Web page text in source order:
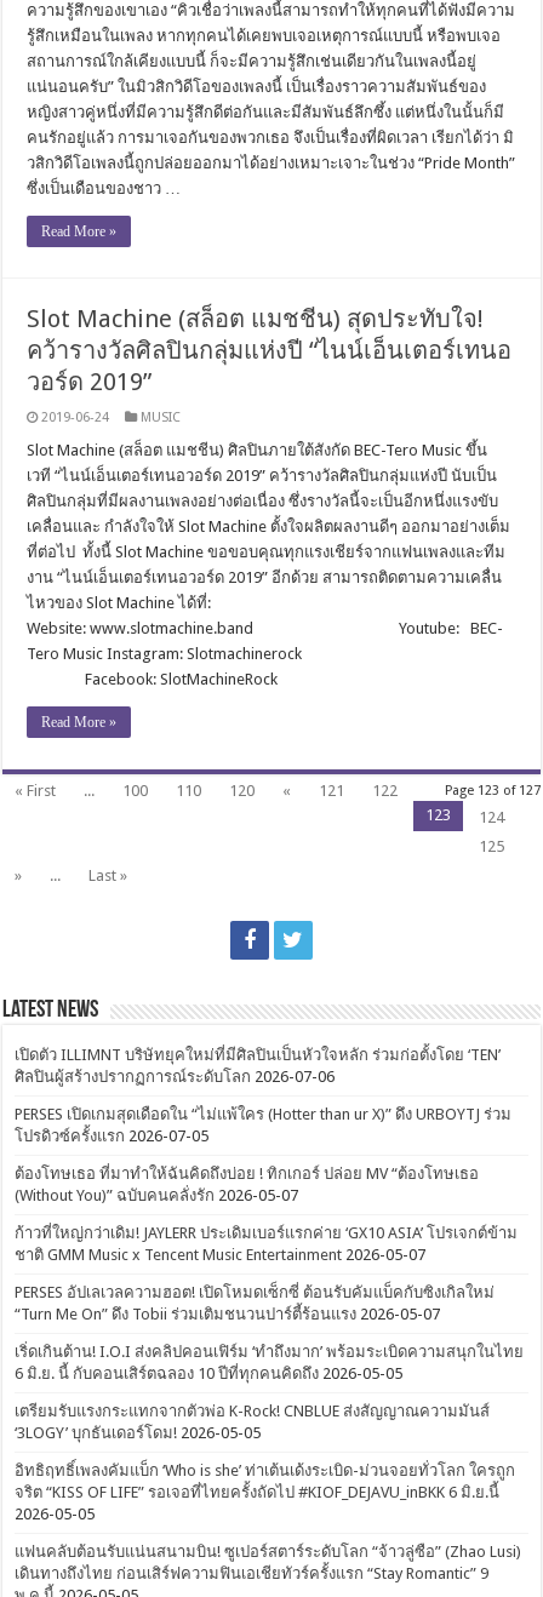
ความรู้สึกของเขาเอง “คิวเชื่อว่าเพลงนี้สามารถทำให้ทุกคนที่ได้ฟังมีความ
รู้สึกเหมือนในเพลง หากทุกคนได้เคยพบเจอเหตุการณ์แบบนี้ หรือพบเจอ
สถานการณ์ใกล้เคียงแบบนี้ ก็จะมีความรู้สึกเช่นเดียวกันในเพลงนี้อยู่
แน่นอนครับ” ในมิวสิกวิดีโอของเพลงนี้ เป็นเรื่องราวความสัมพันธ์ของ
หญิงสาวคู่หนึ่งที่มีความรู้สึกดีต่อกันและมีสัมพันธ์ลึกซึ้ง แต่หนึ่งในนั้นก็มี
คนรักอยู่แล้ว การมาเจอกันของพวกเธอ จึงเป็นเรื่องที่ผิดเวลา เรียกได้ว่า มิ
วสิกวิดีโอเพลงนี้ถูกปล่อยออกมาได้อย่างเหมาะเจาะในช่วง “Pride Month”
ซึ่งเป็นเดือนของชาว …
Read More »
Slot Machine (สล็อต แมชชีน) สุดประทับใจ!
คว้ารางวัลศิลปินกลุ่มแห่งปี “ไนน์เอ็นเตอร์เทนอ
วอร์ด 2019”
2019-06-24 MUSIC
Slot Machine (สล็อต แมชชีน) ศิลปินภายใต้สังกัด BEC-Tero Music ขึ้น
เวที “ไนน์เอ็นเตอร์เทนอวอร์ด 2019” คว้ารางวัลศิลปินกลุ่มแห่งปี นับเป็น
ศิลปินกลุ่มที่มีผลงานเพลงอย่างต่อเนื่อง ซึ่งรางวัลนี้จะเป็นอีกหนึ่งแรงขับ
เคลื่อนและ กำลังใจให้ Slot Machine ตั้งใจผลิตผลงานดีๆ ออกมาอย่างเต็ม
ที่ต่อไป ทั้งนี้ Slot Machine ขอขอบคุณทุกแรงเชียร์จากแฟนเพลงและทีม
งาน “ไนน์เอ็นเตอร์เทนอวอร์ด 2019” อีกด้วย สามารถติดตามความเคลื่น
ไหวของ Slot Machine ได้ที่:
Website: www.slotmachine.band Youtube: BEC-
Tero Music Instagram: Slotmachinerock
Facebook: SlotMachineRock
Read More »
Page 123 of 127
« First ... 100 110 120 « 121
122
123
124
125
»
... Last »
Latest News
เปิดตัว ILLIMNT บริษัทยุคใหม่ที่มีศิลปินเป็นหัวใจหลัก ร่วมก่อตั้งโดย ‘TEN’
ศิลปินผู้สร้างปรากฏการณ์ระดับโลก 2026-07-06
PERSES เปิดเกมสุดเดือดใน “ไม่แพ้ใคร (Hotter than ur X)” ดึง URBOYTJ ร่วม
โปรดิวซ์ครั้งแรก 2026-07-05
ต้องโทษเธอ ที่มาทำให้ฉันคิดถึงบ่อย ! ทิกเกอร์ ปล่อย MV “ต้องโทษเธอ
(Without You)” ฉบับคนคลั่งรัก 2026-05-07
ก้าวที่ใหญ่กว่าเดิม! JAYLERR ประเดิมเบอร์แรกค่าย ‘GX10 ASIA’ โปรเจกต์ข้าม
ชาติ GMM Music x Tencent Music Entertainment 2026-05-07
PERSES อัปเลเวลความฮอต! เปิดโหมดเซ็กซี่ ต้อนรับคัมแบ็คกับซิงเกิลใหม่
“Turn Me On” ดึง Tobii ร่วมเติมชนวนปาร์ตี้ร้อนแรง 2026-05-07
เริ่ดเกินต้าน! I.O.I ส่งคลิปคอนเฟิร์ม ‘ทำถึงมาก’ พร้อมระเบิดความสนุกในไทย
6 มิ.ย. นี้ กับคอนเสิร์ตฉลอง 10 ปีที่ทุกคนคิดถึง 2026-05-05
เตรียมรับแรงกระแทกจากตัวพ่อ K-Rock! CNBLUE ส่งสัญญาณความมันส์
‘3LOGY’ บุกธันเดอร์โดม! 2026-05-05
อิทธิฤทธิ์เพลงคัมแบ็ก ‘Who is she’ ท่าเต้นเด้งระเบิด-ม่วนจอยทั่วโลก ใครถูก
จริต “KISS OF LIFE” รอเจอที่ไทยครั้งถัดไป #KIOF_DEJAVU_inBKK 6 มิ.ย.นี้
2026-05-05
แฟนคลับต้อนรับแน่นสนามบิน! ซูเปอร์สตาร์ระดับโลก “จ้าวลู่ซือ” (Zhao Lusi)
เดินทางถึงไทย ก่อนเสิร์ฟความฟินเอเชียทัวร์ครั้งแรก “Stay Romantic” 9